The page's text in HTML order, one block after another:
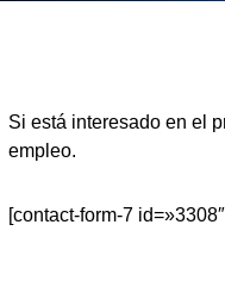
Si está interesado en el
empleo.
[contact-form-7